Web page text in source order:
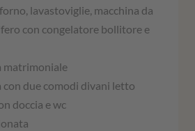
lavastoviglie, macchina da
con congelatore bollitore e
matrimoniale
con due comodi divani letto
doccia e wc